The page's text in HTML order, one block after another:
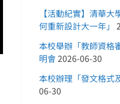
【活動紀實】清華
何重新設計大一年」
本校舉辦「教師資格
明會2026-06-30
本校辦理「發文格式
06-30